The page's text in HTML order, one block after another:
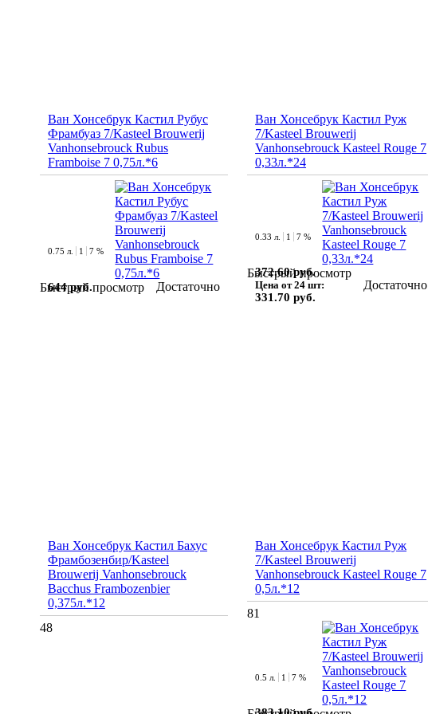
Ван Хонсебрук Кастил Рубус
Фрамбуаз 7/Kasteel Brouwerij
Vanhonsebrouck Rubus
Framboise 7 0,75л.*6
Быстрый просмотр
0.75 л. 1 7 %
644 руб. Достаточно
Ван Хонсебрук Кастил Руж
7/Kasteel Brouwerij
Vanhonsebrouck Kasteel Rouge 7
0,33л.*24
Быстрый просмотр
0.33 л. 1 7 %
372.60 руб.
Цена от 24 шт:
331.70 руб.
Достаточно
Ван Хонсебрук Кастил Бахус
Фрамбозенбир/Kasteel
Brouwerij Vanhonsebrouck
Bacchus Frambozenbier
0,375л.*12
48
Ван Хонсебрук Кастил Руж
7/Kasteel Brouwerij
Vanhonsebrouck Kasteel Rouge 7
0,5л.*12
81
0.5 л. 1 7 %